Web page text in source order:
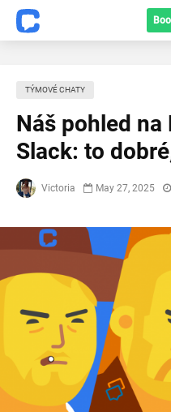
TÝMOVÉ CHATY
Náš pohled na
Slack: to
Victoria May 27, 2025